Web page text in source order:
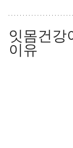
잇몸건강
이유